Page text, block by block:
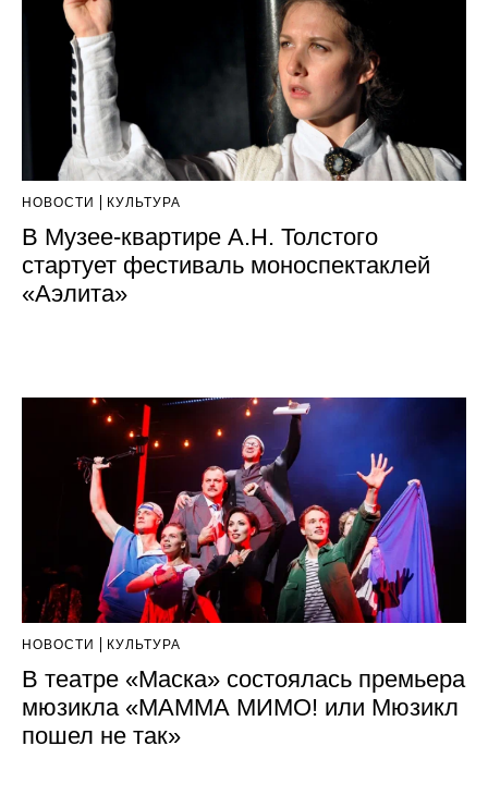
НОВОСТИ КУЛЬТУРА
В Музее-квартире А.Н. Толстого
стартует фестиваль моноспектаклей
«Аэлита»
НОВОСТИ КУЛЬТУРА
В театре «Маска» состоялась премьера
мюзикла «МАММА МИМО! или Мюзикл
пошел не так»